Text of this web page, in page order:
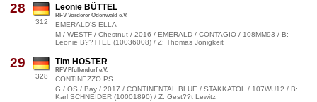
28
312
Leonie BÜTTEL
RFV Vorderer Odenwald e.V.
EMERALD'S ELLA
M / WESTF / Chestnut / 2016 / EMERALD / CONTAGIO / 108MM93 / B:
Leonie B??TTEL (10036008) / Z: Thomas Jonigkeit
29
328
Tim HOSTER
RFV Pfullendorf e.V.
CONTINEZZO PS
G / OS / Bay / 2017 / CONTINENTAL BLUE / STAKKATOL / 107WU12 / B:
Karl SCHNEIDER (10001890) / Z: Gest??t Lewitz